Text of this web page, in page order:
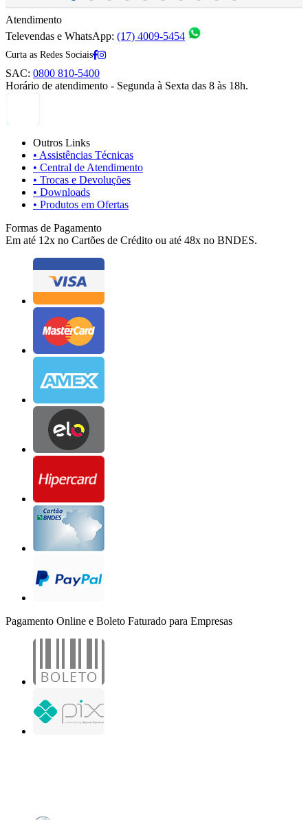
Atendimento
Televendas e WhatsApp: (17) 4009-5454
Curta as Redes Sociais
SAC: 0800 810-5400
Horário de atendimento - Segunda à Sexta das 8 às 18h.
Outros Links
• Assistências Técnicas
• Central de Atendimento
• Trocas e Devoluções
• Downloads
• Produtos em Ofertas
Formas de Pagamento
Em até 12x no Cartões de Crédito ou até 48x no BNDES.
Pagamento Online e Boleto Faturado para Empresas